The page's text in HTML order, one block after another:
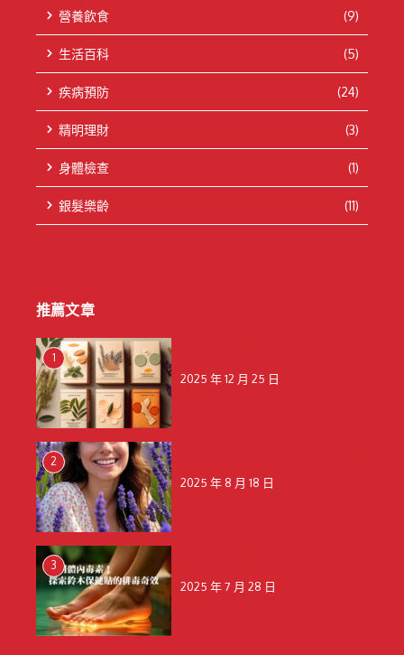
營養飲食 (9)
生活百科 (5)
疾病預防 (24)
精明理財 (3)
身體檢查 (1)
銀髮樂齡 (11)
推薦文章
1
2025 年 12 月 25 日
2
2025 年 8 月 18 日
3
2025 年 7 月 28 日